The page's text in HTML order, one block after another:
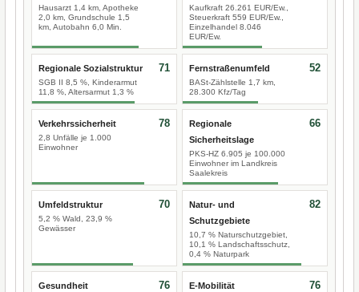
Hausarzt 1,4 km, Apotheke
2,0 km, Grundschule 1,5
km, Autobahn 6,0 Min.
Kaufkraft 26.261 EUR/Ew.,
Steuerkraft 559 EUR/Ew.,
Einzelhandel 8.046
EUR/Ew.
Regionale Sozialstruktur
SGB II 8,5 %, Kinderarmut
11,8 %, Altersarmut 1,3 %
71 Fernstraßenumfeld
BASt-Zählstelle 1,7 km,
28.300 Kfz/Tag
52
Verkehrssicherheit
2,8 Unfälle je 1.000
Einwohner
78
Regionale
Sicherheitslage
PKS-HZ 6.905 je 100.000
Einwohner im Landkreis
Saalekreis
66
Umfeldstruktur
5,2 % Wald, 23,9 %
Gewässer
70
Natur- und
Schutzgebiete
10,7 % Naturschutzgebiet,
10,1 % Landschaftsschutz,
0,4 % Naturpark
82
Gesundheit 76 E-Mobilität 76